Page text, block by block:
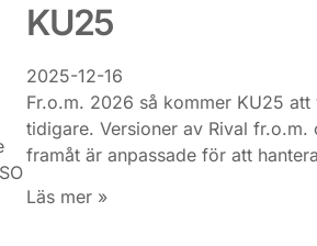
KU25
2025-12-16
Fr.o.m. 2026 så kommer KU25
tidigare. Versioner av Rival
framåt är anpassade för att
Läs mer »